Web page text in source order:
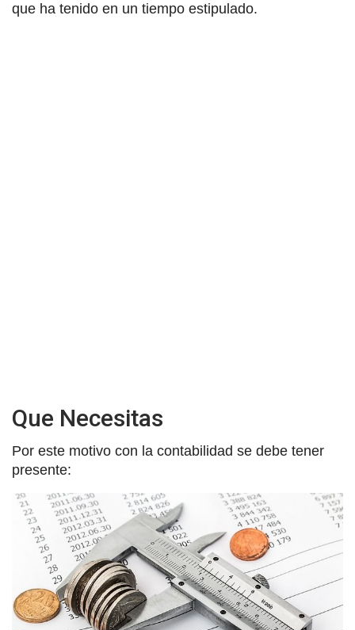
que ha tenido en un tiempo estipulado.
Que Necesitas
Por este motivo con la contabilidad se debe tener
presente: